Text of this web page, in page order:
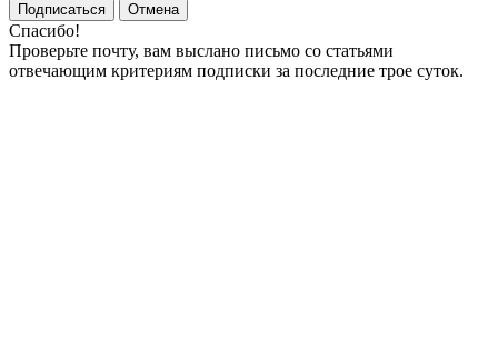
Подписаться
Отмена
Спасибо!
Проверьте почту, вам выслано письмо со статьями
отвечающим критериям подписки за последние трое суток.